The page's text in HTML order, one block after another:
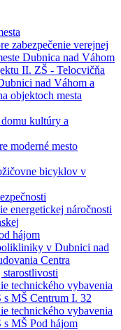
zabezpečenie verejnej
Dubnica nad Váhom
II. ZŠ - Telocvičňa
nad Váhom a
objektoch mesta
kultúry a
moderné mesto
bicyklov v
energetickej náročnosti
hájom
v Dubnici nad
Centra
technického vybavenia
MŠ Centrum I. 32
technického vybavenia
MŠ Pod hájom